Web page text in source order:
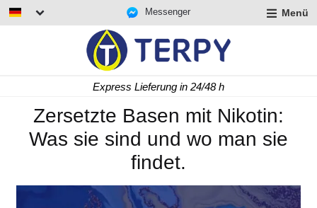
Messenger Menü
Express Lieferung in 24/48 h
Zersetzte Basen mit Nikotin:
Was sie sind und wo man sie
findet.